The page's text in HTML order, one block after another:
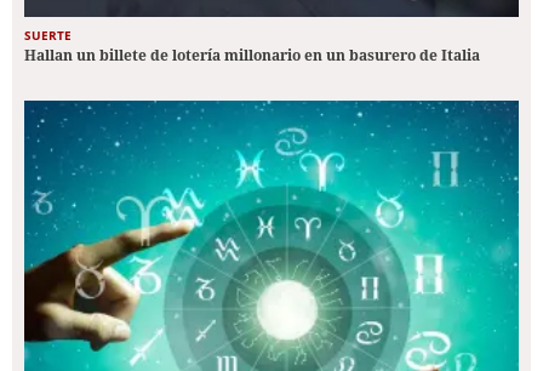
SUERTE
Hallan un billete de lotería millonario en un basurero de Italia